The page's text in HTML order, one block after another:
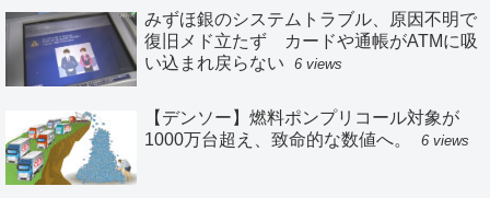
みずほ銀のシステムトラブル、原因不明で
復旧メド立たず カードや通帳がATMに吸
い込まれ戻らない
6 views
【デンソー】燃料ポンプリコール対象が
1000万台超え、致命的な数値へ。
6 views